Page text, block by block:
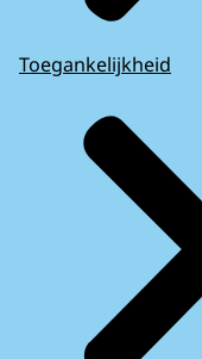
Toegankelijkheid